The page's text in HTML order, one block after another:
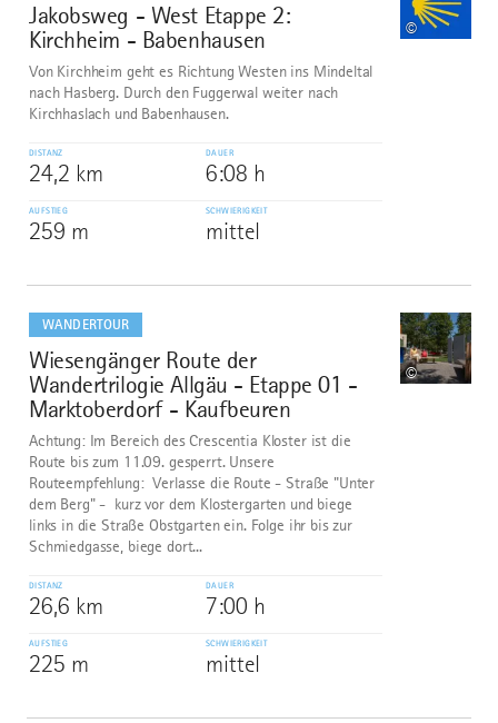
1
Jakobsweg - West Etappe 2:
Kirchheim - Babenhausen
©
Von Kirchheim geht es Richtung Westen ins Mindeltal
nach Hasberg. Durch den Fuggerwal weiter nach
Kirchhaslach und Babenhausen.
DISTANZ
24,2 km
DAUER
6:08 h
AUFSTIEG
259 m
SCHWIERIGKEIT
mittel
WANDERTOUR
2
Wiesengänger Route der
Wandertrilogie Allgäu - Etappe 01 -
Marktoberdorf - Kaufbeuren
©
Achtung: Im Bereich des Crescentia Kloster ist die
Route bis zum 11.09. gesperrt. Unsere
Routeempfehlung: Verlasse die Route - Straße "Unter
dem Berg" - kurz vor dem Klostergarten und biege
links in die Straße Obstgarten ein. Folge ihr bis zur
Schmiedgasse, biege dort...
DISTANZ
26,6 km
DAUER
7:00 h
AUFSTIEG
225 m
SCHWIERIGKEIT
mittel
dazu